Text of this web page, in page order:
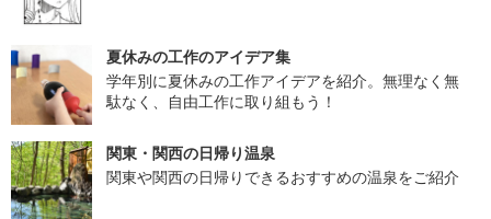
夏休みの工作のアイデア集
学年別に夏休みの工作アイデアを紹介。無理なく無
駄なく、自由工作に取り組もう！
関東・関西の日帰り温泉
関東や関西の日帰りできるおすすめの温泉をご紹介